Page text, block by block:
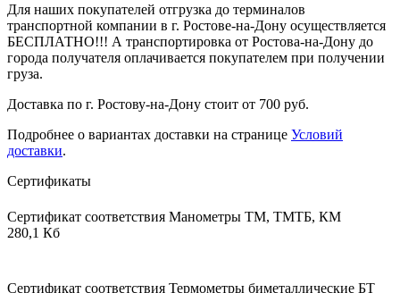
Для наших покупателей отгрузка до терминалов
транспортной компании в г. Ростове-на-Дону осуществляется
БЕСПЛАТНО!!! А транспортировка от Ростова-на-Дону до
города получателя оплачивается покупателем при получении
груза.
Доставка по г. Ростову-на-Дону стоит от 700 руб.
Подробнее о вариантах доставки на странице Условий
доставки.
Сертификаты
Сертификат соответствия Манометры ТМ, ТМТБ, КМ
280,1 Кб
Сертификат соответствия Термометры биметаллические БТ